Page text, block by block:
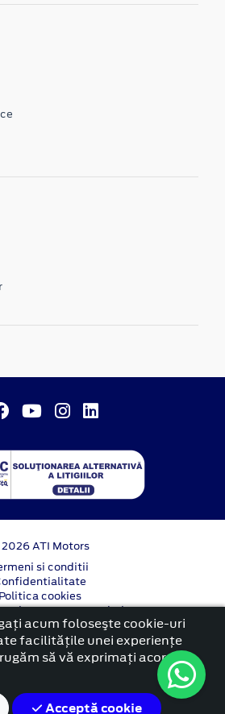
ATI Motors
si conditii
Politica cookies
”PNRR. Fonduri pentru
modernă și reformată”.
dezvoltată de Workleto
acum foloseşte cookie-uri
facilitățile unei experiențe
să vă exprimați acordul
Acceptă cookie